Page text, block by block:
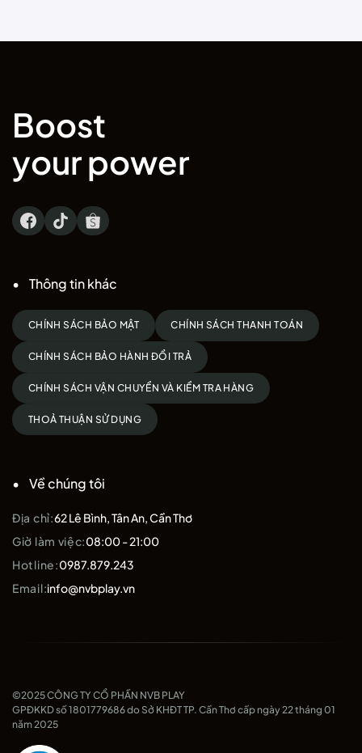
Boost
your power
Thông tin khác
CHÍNH SÁCH BẢO MẬT CHÍNH SÁCH THANH TOÁN
CHÍNH SÁCH BẢO HÀNH ĐỔI TRẢ
CHÍNH SÁCH VẬN CHUYỂN VÀ KIỂM TRA HÀNG
THOẢ THUẬN SỬ DỤNG
Về chúng tôi
Địa chỉ:62 Lê Bình, Tân An, Cần Thơ
Giờ làm việc:08:00 - 21:00
Hotline:0987.879.243
Email:info@nvbplay.vn
©2025 CÔNG TY CỔ PHẦN NVB PLAY
GPĐKKD số 1801779686 do Sở KHĐT TP. Cần Thơ cấp ngày 22 tháng 01
năm 2025